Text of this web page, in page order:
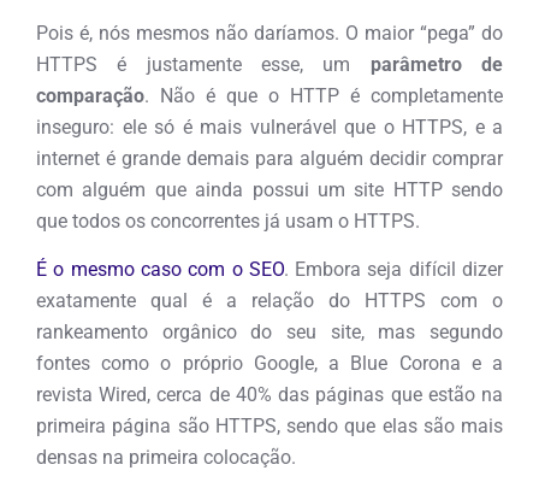
Pois é, nós mesmos não daríamos. O maior “pega” do
HTTPS é justamente esse, um parâmetro de
comparação. Não é que o HTTP é completamente
inseguro: ele só é mais vulnerável que o HTTPS, e a
internet é grande demais para alguém decidir comprar
com alguém que ainda possui um site HTTP sendo
que todos os concorrentes já usam o HTTPS.
É o mesmo caso com o SEO. Embora seja difícil dizer
exatamente qual é a relação do HTTPS com o
rankeamento orgânico do seu site, mas segundo
fontes como o próprio Google, a Blue Corona e a
revista Wired, cerca de 40% das páginas que estão na
primeira página são HTTPS, sendo que elas são mais
densas na primeira colocação.